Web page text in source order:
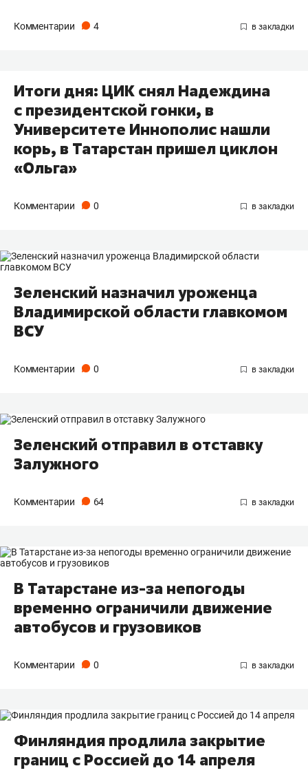
Комментарии 4
Итоги дня: ЦИК снял Надеждина
с президентской гонки, в
Университете Иннополис нашли
корь, в Татарстан пришел циклон
«Ольга»
Комментарии 0
Зеленский назначил уроженца
Владимирской области главкомом
ВСУ
Комментарии 0
Зеленский отправил в отставку
Залужного
Комментарии 64
В Татарстане из-за непогоды
временно ограничили движение
автобусов и грузовиков
Комментарии 0
Финляндия продлила закрытие
границ с Россией до 14 апреля